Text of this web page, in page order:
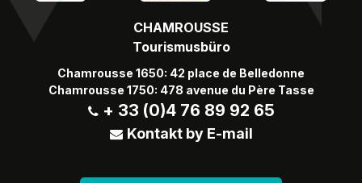
CHAMROUSSE
Tourismusbüro
Chamrousse 1650: 42 place de Belledonne
Chamrousse 1750: 478 avenue du Père Tasse
+ 33 (0)4 76 89 92 65
Kontakt by E-mail